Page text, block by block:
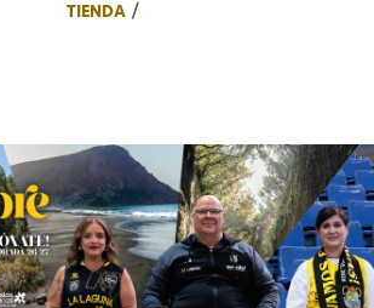
TIENDA